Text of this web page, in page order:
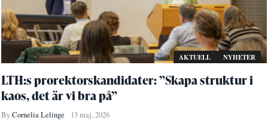
AKTUELL NYHETER
LTH:s prorektorskandidater: ”Skapa struktur i
kaos, det är vi bra på”
ByCornelia Lelinge 13 maj, 2026